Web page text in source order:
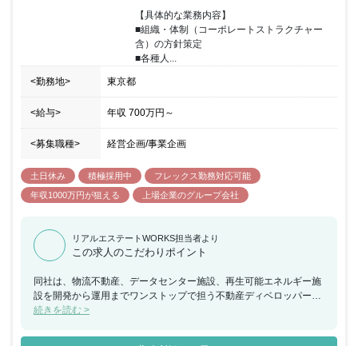
も対応していくことが必要な状況です。 総合職採用のためキャリア
アップを目的とした転勤がございます。
【具体的な業務内容】
■組織・体制（コーポレートストラクチャー
含）の方針策定
■各種人...
<勤務地> 東京都
<給与> 年収 700万円 ～
<募集職種> 経営企画/事業企画
土日休み 積極採用中
フレックス勤務対応可能
年収1000万円が狙える
上場企業のグループ会社
リアルエステートWORKS担当者より
この求人のこだわりポイント
同社は、物流不動産、データセンター施設、再生可能エネルギー施
設を開発から運用までワンストップで担う不動産ディベロッパーと
して日本の物流不動産マーケットの拡大に貢献しています。今回、
くりや、人事課題の解決にともに向かってくれるメンバーを募集す
続きを読む >